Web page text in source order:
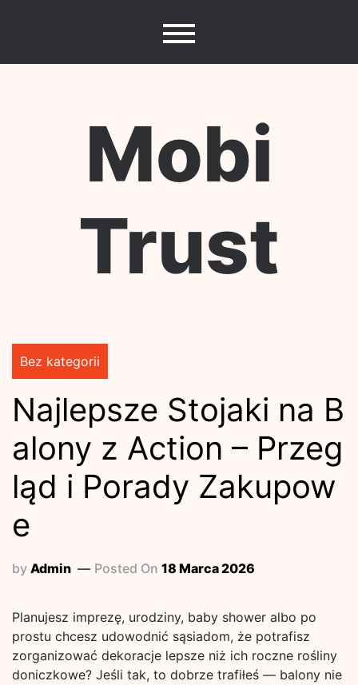
Mobi
Trust
Bez kategorii
Najlepsze Stojaki na B
alony z Action – Przeg
ląd i Porady Zakupow
e
by Admin Posted On 18 Marca 2026
Planujesz imprezę, urodziny, baby shower albo po
prostu chcesz udowodnić sąsiadom, że potrafisz
zorganizować dekoracje lepsze niż ich roczne rośliny
doniczkowe? Jeśli tak, to dobrze trafiłeś — balony nie